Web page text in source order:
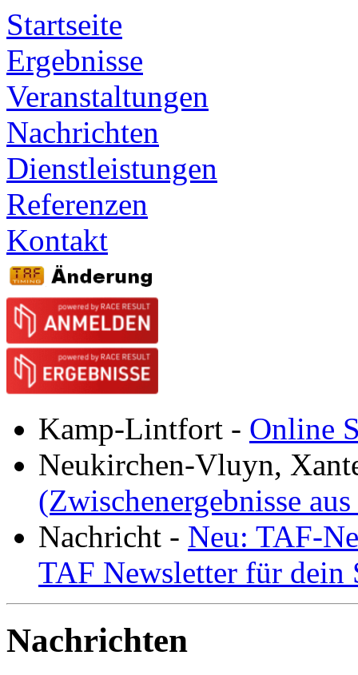
Startseite
Ergebnisse
Veranstaltungen
Nachrichten
Dienstleistungen
Referenzen
Kontakt
Kamp-Lintfort - Online
Neukirchen-Vluyn,
(Zwischenergebnisse
Nachricht - Neu: TAF-
TAF Newsletter für dein
Nachrichten